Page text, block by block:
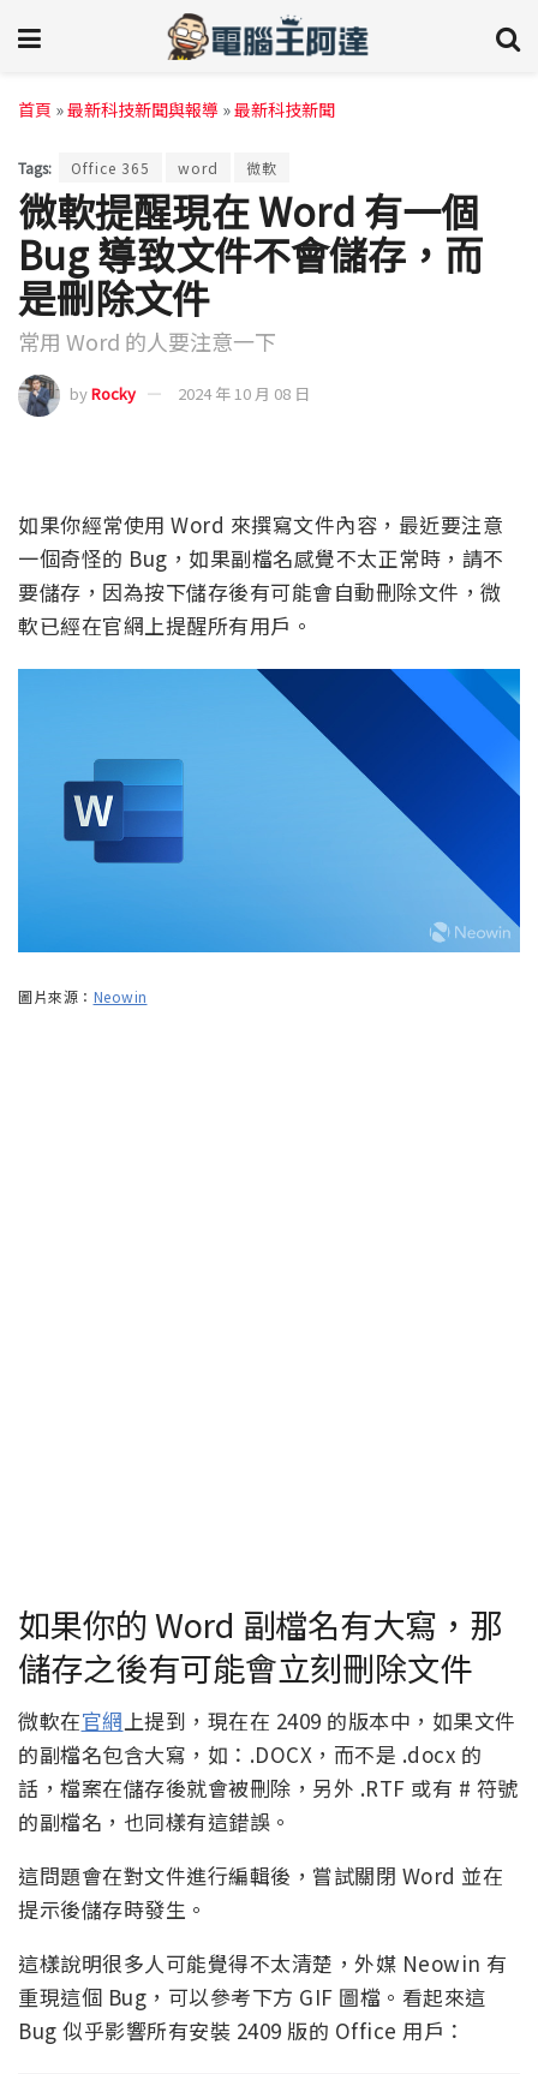
首頁 »最新科技新聞與報導 »最新科技新聞
Tags: Office 365 word 微軟
微軟提醒現在 Word 有一個
Bug 導致文件不會儲存，而
是刪除文件
常用 Word 的人要注意一下
byRocky 2024 年 10 月 08 日
如果你經常使用 Word 來撰寫文件內容，最近要注意
一個奇怪的 Bug，如果副檔名感覺不太正常時，請不
要儲存，因為按下儲存後有可能會自動刪除文件，微
軟已經在官網上提醒所有用戶。
圖片來源： Neowin
如果你的 Word 副檔名有大寫，那
儲存之後有可能會立刻刪除文件
微軟在官網上提到，現在在 2409 的版本中，如果文件
的副檔名包含大寫，如：.DOCX，而不是 .docx 的
話，檔案在儲存後就會被刪除，另外 .RTF 或有 # 符號
的副檔名，也同樣有這錯誤。
這問題會在對文件進行編輯後，嘗試關閉 Word 並在
提示後儲存時發生。
這樣說明很多人可能覺得不太清楚，外媒 Neowin 有
重現這個 Bug，可以參考下方 GIF 圖檔。看起來這
Bug 似乎影響所有安裝 2409 版的 Office 用戶：